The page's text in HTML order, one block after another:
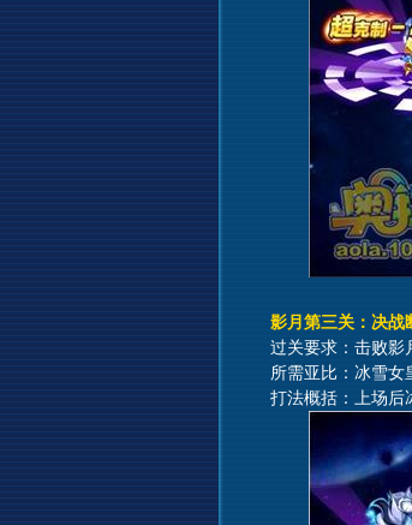
影月第三关：决战
过关要求：击败影
所需亚比：冰雪女
打法概括：上场后冰